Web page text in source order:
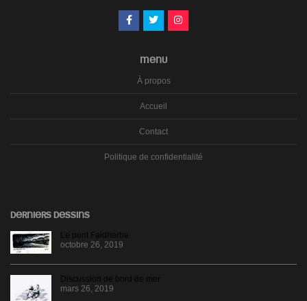
MENU
À propos
Accueil
Contact
Politique de confidentialité
DERNIERS DESSINS
Le pont Faidherbe
octobre 26, 2019
Discussion de bord de mer
mars 26, 2019